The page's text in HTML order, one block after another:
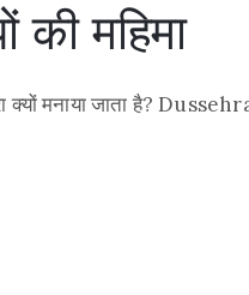
की महिमा
मनाया जाता है?